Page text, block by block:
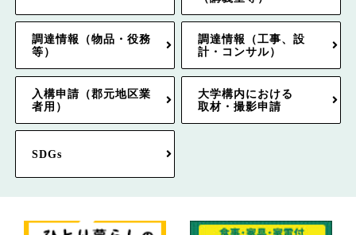
調達情報（物品・役務
等）
調達情報（工事、設
計・コンサル）
入構申請（郡元地区業
者用）
大学構内における
取材・撮影申請
SDGs